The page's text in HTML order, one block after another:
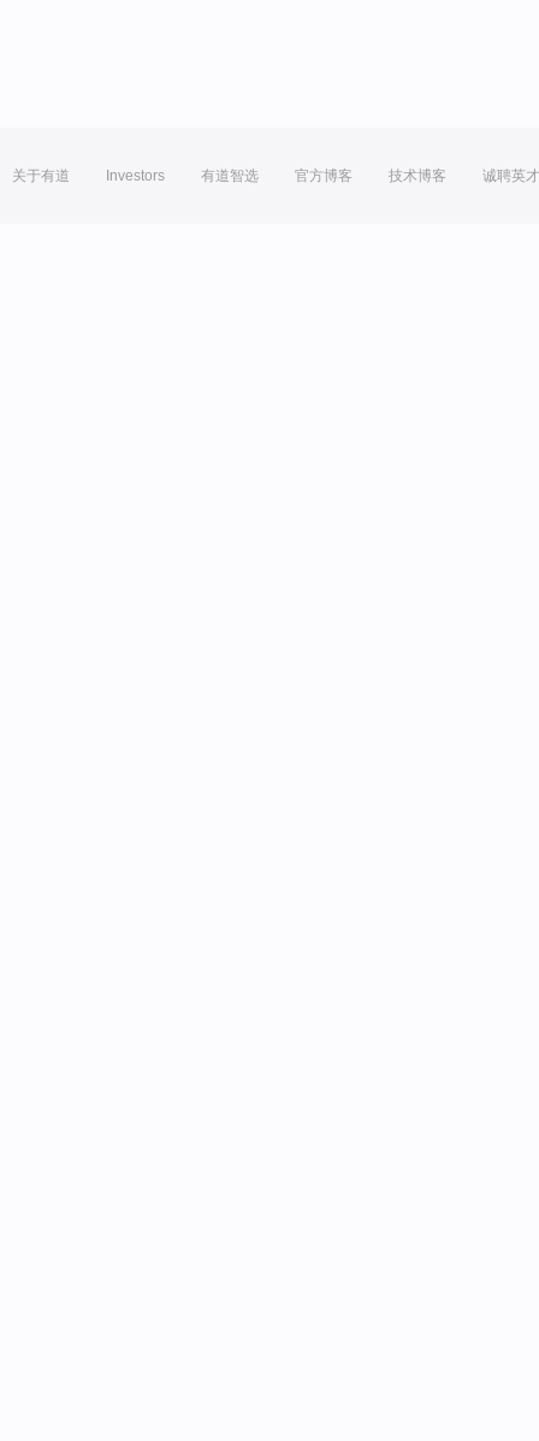
关于有道 Investors 有道智选 官方博客 技术博客 诚聘英才